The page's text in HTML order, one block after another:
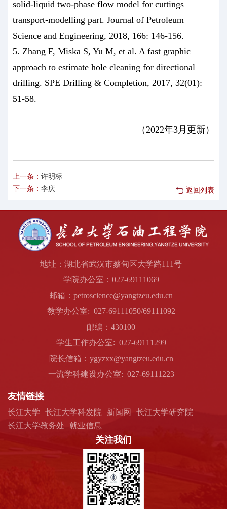
solid-liquid two-phase flow model for cuttings
transport-modelling part. Journal of Petroleum
Science and Engineering, 2018, 166: 146-156.
5. Zhang F, Miska S, Yu M, et al. A fast graphic
approach to estimate hole cleaning for directional
drilling. SPE Drilling & Completion, 2017, 32(01):
51-58.
（2022年3月更新）
上一条： 许明标
下一条： 李庆 返回列表
地址：湖北省武汉市蔡甸区大学路111号
学院办公室：027-69111069
邮箱：petroscience@yangtzeu.edu.cn
教学办公室: 027-69111050/69111092
邮编：430100
学生工作办公室: 027-69111299
院长信箱：ygyzxx@yangtzeu.edu.cn
一流学科建设办公室: 027-69111223
友情链接
长江大学 长江大学科发院 新闻网
长江大学研究院
长江大学教务处
就业信息
关注我们